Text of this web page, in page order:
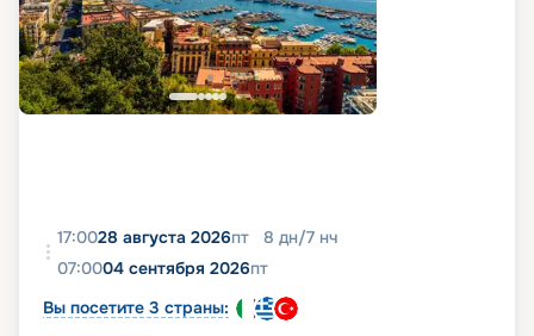
17:0028 августа 2026пт 8 дн/7 нч
07:0004 сентября 2026пт
Вы посетите 3 страны: